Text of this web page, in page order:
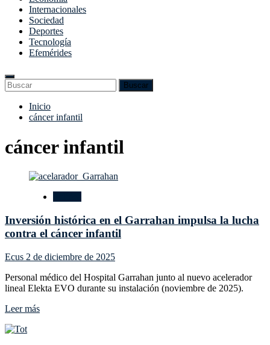
Internacionales
Sociedad
Deportes
Tecnología
Efemérides
Enter
Keyword
Search
for:
Buscar
Search
Saltar
Inicio
cáncer infantil
cáncer infantil
Inversión histórica en el Garrahan impulsa la lucha
contra el cáncer infantil
Ecus 2 de diciembre de 2025
Personal médico del Hospital Garrahan junto al nuevo acelerador
lineal Elekta EVO durante su instalación (noviembre de 2025).
Leer másLeer